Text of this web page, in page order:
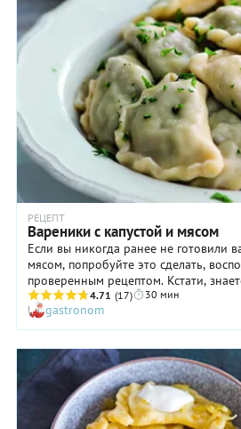
РЕЦЕПТ
Вареники с капустой и мясом
Если вы никогда ранее не готовили
мясом, попробуйте это сделать,
проверенным рецептом. Кстати,
это блюдо отличается от пельменей?
последних всегда сырой, а вареники
продуктами, прошедшими ту или
В данном случае мы используем
через мясорубку, и тушеную капусту.
очень вкусно и сытно! Поэтому
можно подать на ужин даже в
отварить заранее.
4.71 (17) 30 мин
gastronom